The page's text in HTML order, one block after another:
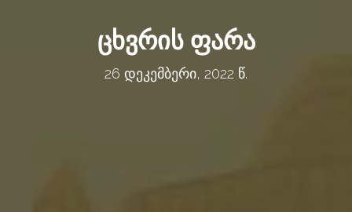
ცხვრის ფარა
26 დეკემბერი, 2022 წ.